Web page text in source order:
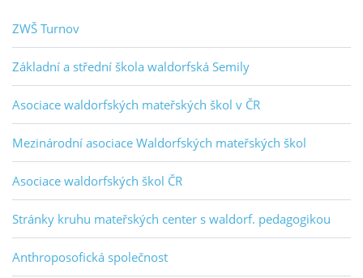
ZWŠ Turnov
Základní a střední škola waldorfská Semily
Asociace waldorfských mateřských škol v ČR
Mezinárodní asociace Waldorfských mateřských škol
Asociace waldorfských škol ČR
Stránky kruhu mateřských center s waldorf. pedagogikou
Anthroposofická společnost